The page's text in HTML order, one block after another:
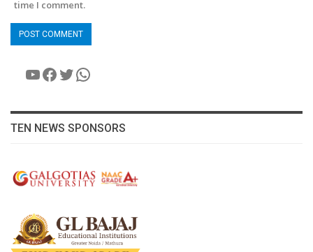
time I comment.
YouTube
Facebook
Twitter
WhatsApp
TEN NEWS SPONSORS